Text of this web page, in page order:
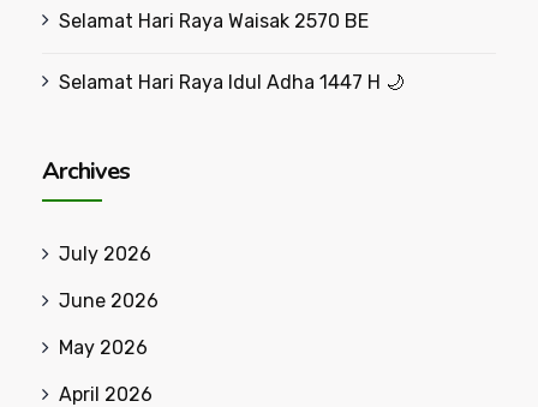
Selamat Hari Raya Waisak 2570 BE
Selamat Hari Raya Idul Adha 1447 H 🌙
Archives
July 2026
June 2026
May 2026
April 2026